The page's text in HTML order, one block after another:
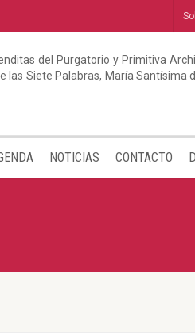
del Purgatorio y Primitiva
Siete Palabras, María Santísima
NOTICIAS CONTACTO